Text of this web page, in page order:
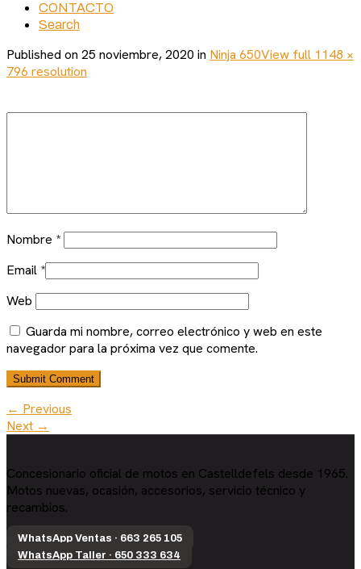
CONTACTO
Search
Published on 25 noviembre, 2020 in Ninja 650View full 1148 ×
796 resolution
Nombre *
Email *
Web
Guarda mi nombre, correo electrónico y web en este
navegador para la próxima vez que comente.
← Previous
Next →
Concesionario oficial de motos en Castelldefels desde 1965.
Motos nuevas, ocasión, accesorios, servicio técnico y
recambios.
WhatsApp Ventas · 663 265 105
WhatsApp Taller · 650 333 634